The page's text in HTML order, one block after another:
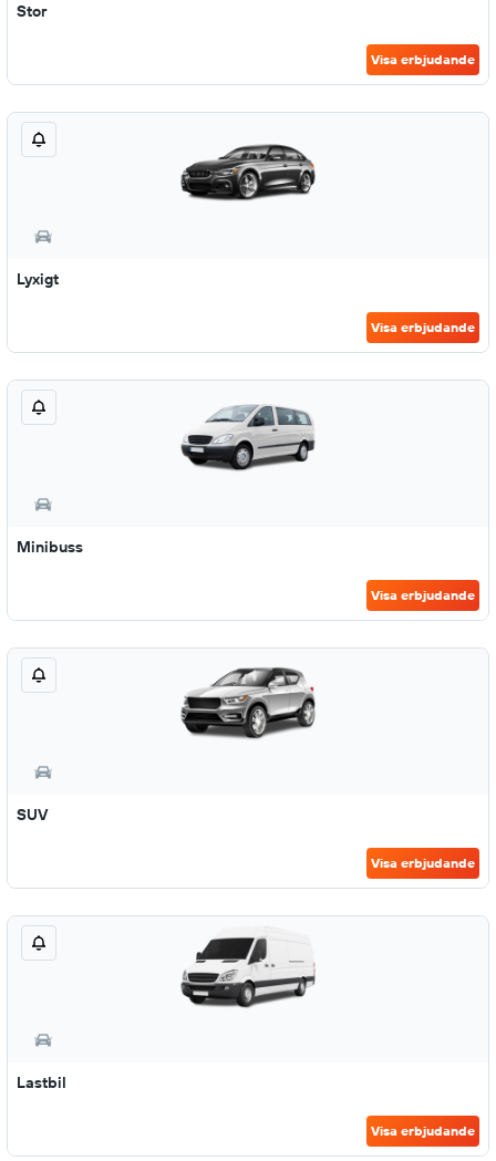
Stor
Visa erbjudande
Lyxigt
Visa erbjudande
Minibuss
Visa erbjudande
SUV
Visa erbjudande
Lastbil
Visa erbjudande